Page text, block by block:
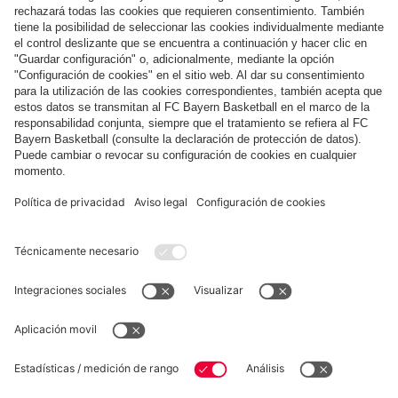
Pago y entrega
FC Bayern Store App
Privacidad